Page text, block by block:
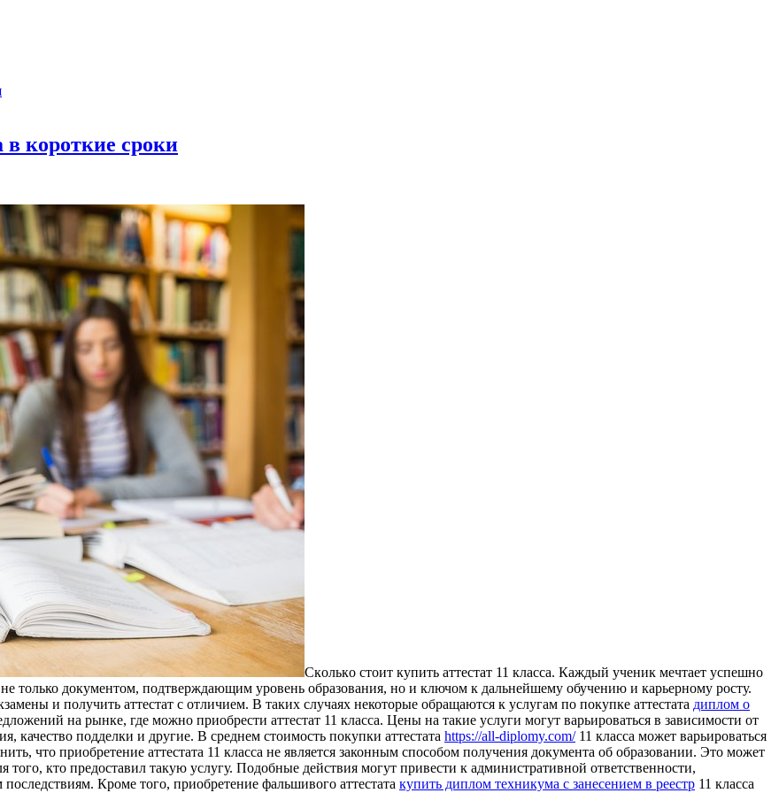
в короткие сроки
Скoлькo стoит купить aттeстaт 11 клaссa. Каждый ученик мечтает успешно
только документом, подтверждающим уровень образования, но и ключом к дальнейшему обучению и карьерному росту.
и получить аттестат с отличием. В таких случаях некоторые обращаются к услугам по покупке аттестата диплом о
на рынке, где можно приобрести аттестат 11 класса. Цены на такие услуги могут варьироваться в зависимости от
качество подделки и другие. В среднем стоимость покупки аттестата https://all-diplomy.com/11 класса может варьироваться
что приобретение аттестата 11 класса не является законным способом получения документа об образовании. Это может
того, кто предоставил такую услугу. Подобные действия могут привести к административной ответственности,
Кроме того, приобретение фальшивого аттестата купить диплом техникума с занесением в реестр 11 класса